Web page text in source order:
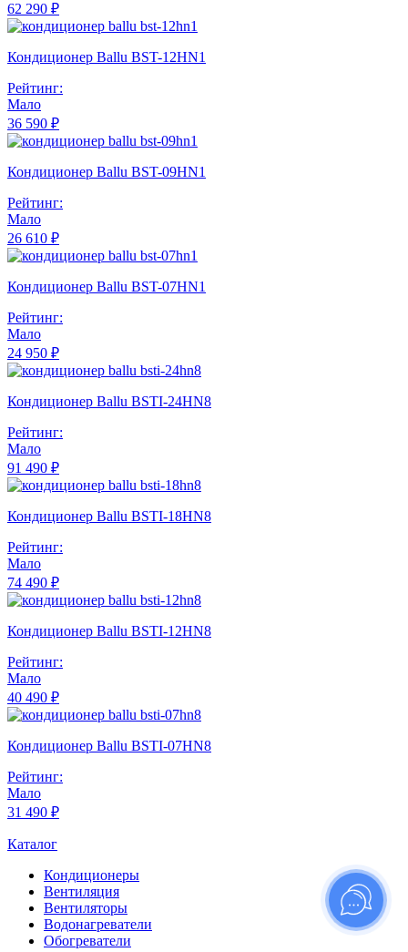
62 290 ₽
Кондиционер Ballu BST-12HN1
Рейтинг:
Мало
36 590 ₽
Кондиционер Ballu BST-09HN1
Рейтинг:
Мало
26 610 ₽
Кондиционер Ballu BST-07HN1
Рейтинг:
Мало
24 950 ₽
Кондиционер Ballu BSTI-24HN8
Рейтинг:
Мало
91 490 ₽
Кондиционер Ballu BSTI-18HN8
Рейтинг:
Мало
74 490 ₽
Кондиционер Ballu BSTI-12HN8
Рейтинг:
Мало
40 490 ₽
Кондиционер Ballu BSTI-07HN8
Рейтинг:
Мало
31 490 ₽
Каталог
Кондиционеры
Вентиляция
Вентиляторы
Водонагреватели
Обогреватели